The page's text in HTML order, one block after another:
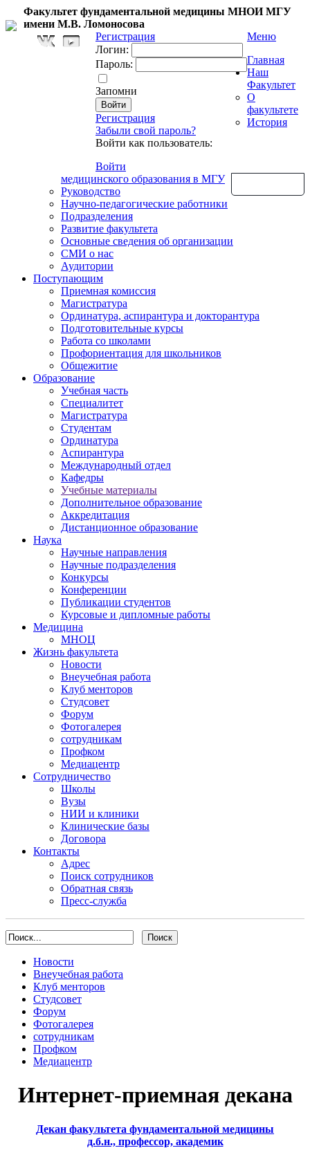
Факультет фундаментальной медицины МНОИ МГУ
имени М.В. Ломоносова
Регистрация
Логин:
Пароль:
Запомни
Регистрация
Забыли свой пароль?
Войти как пользователь:
Войти
Меню
Главная
Наш
Факультет
О
факультете
История
медицинского образования в МГУ
Руководство
Научно-педагогические работники
Подразделения
Развитие факультета
Основные сведения об организации
СМИ о нас
Аудитории
Поступающим
Приемная комиссия
Магистратура
Ординатура, аспирантура и докторантура
Подготовительные курсы
Работа со школами
Профориентация для школьников
Общежитие
Образование
Учебная часть
Специалитет
Магистратура
Студентам
Ординатура
Аспирантура
Международный отдел
Кафедры
Учебные материалы
Дополнительное образование
Аккредитация
Дистанционное образование
Наука
Научные направления
Научные подразделения
Конкурсы
Конференции
Публикации студентов
Курсовые и дипломные работы
Медицина
МНОЦ
Жизнь факультета
Новости
Внеучебная работа
Клуб менторов
Студсовет
Форум
Фотогалерея
сотрудникам
Профком
Медиацентр
Сотрудничество
Школы
Вузы
НИИ и клиники
Клинические базы
Договора
Контакты
Адрес
Поиск сотрудников
Обратная связь
Пресс-служба
Новости
Внеучебная работа
Клуб менторов
Студсовет
Форум
Фотогалерея
сотрудникам
Профком
Медиацентр
Интернет-приемная декана
Декан факультета фундаментальной медицины
д.б.н., профессор, академик